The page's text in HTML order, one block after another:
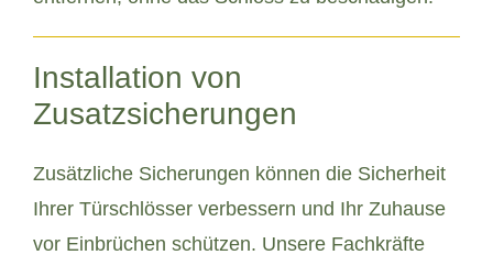
Installation von
Zusatzsicherungen
Zusätzliche Sicherungen können die Sicherheit
Ihrer Türschlösser verbessern und Ihr Zuhause
vor Einbrüchen schützen. Unsere Fachkräfte